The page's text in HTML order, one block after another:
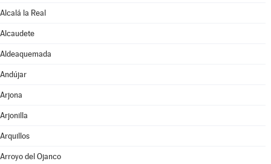
Alcalá la Real
Alcaudete
Aldeaquemada
Andújar
Arjona
Arjonilla
Arquillos
Arroyo del Ojanco